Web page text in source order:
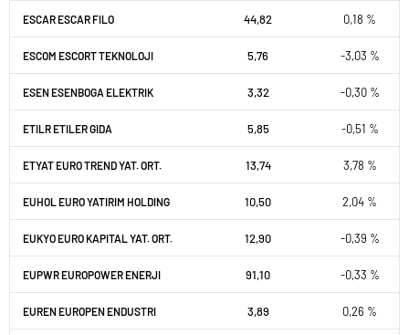
ESCAR ESCAR FILO 44,82 0,18 %
ESCOM ESCORT TEKNOLOJI 5,76 -3,03 %
ESEN ESENBOGA ELEKTRIK 3,32 -0,30 %
ETILR ETILER GIDA 5,85 -0,51 %
ETYAT EURO TREND YAT. ORT. 13,74 3,78 %
EUHOL EURO YATIRIM HOLDING 10,50 2,04 %
EUKYO EURO KAPITAL YAT. ORT. 12,90 -0,39 %
EUPWR EUROPOWER ENERJI 91,10 -0,33 %
EUREN EUROPEN ENDUSTRI 3,89 0,26 %